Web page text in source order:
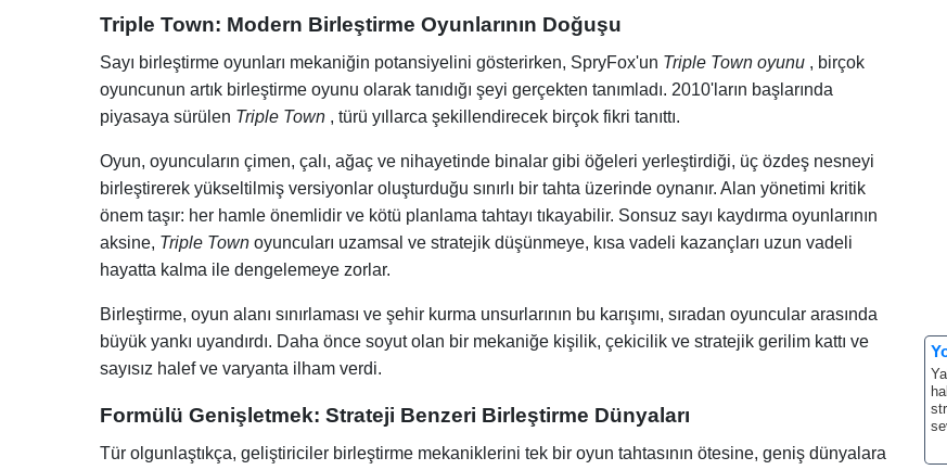
Triple Town: Modern Birleştirme Oyunlarının Doğuşu
Sayı birleştirme oyunları mekaniğin potansiyelini gösterirken, SpryFox'un Triple Town oyunu , birçok
oyuncunun artık birleştirme oyunu olarak tanıdığı şeyi gerçekten tanımladı. 2010'ların başlarında
piyasaya sürülen Triple Town , türü yıllarca şekillendirecek birçok fikri tanıttı.
Oyun, oyuncuların çimen, çalı, ağaç ve nihayetinde binalar gibi öğeleri yerleştirdiği, üç özdeş nesneyi
birleştirerek yükseltilmiş versiyonlar oluşturduğu sınırlı bir tahta üzerinde oynanır. Alan yönetimi kritik
önem taşır: her hamle önemlidir ve kötü planlama tahtayı tıkayabilir. Sonsuz sayı kaydırma oyunlarının
aksine, Triple Town oyuncuları uzamsal ve stratejik düşünmeye, kısa vadeli kazançları uzun vadeli
hayatta kalma ile dengelemeye zorlar.
Birleştirme, oyun alanı sınırlaması ve şehir kurma unsurlarının bu karışımı, sıradan oyuncular arasında
büyük yankı uyandırdı. Daha önce soyut olan bir mekaniğe kişilik, çekicilik ve stratejik gerilim kattı ve
sayısız halef ve varyanta ilham verdi.
Formülü Genişletmek: Strateji Benzeri Birleştirme Dünyaları
Tür olgunlaştıkça, geliştiriciler birleştirme mekaniklerini tek bir oyun tahtasının ötesine, geniş dünyalara